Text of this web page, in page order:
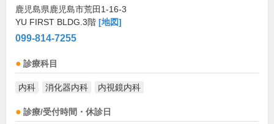
鹿児島県鹿児島市荒田1-16-3
YU FIRST BLDG.3階 [地図]
099-814-7255
診療科目
内科 消化器内科 内視鏡内科
診療/受付時間・休診日